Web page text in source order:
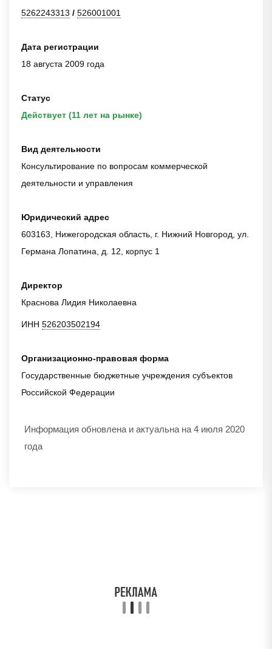
5262243313 / 526001001
Дата регистрации
18 августа 2009 года
Статус
Действует (11 лет на рынке)
Вид деятельности
Консультирование по вопросам коммерческой
деятельности и управления
Юридический адрес
603163, Нижегородская область, г. Нижний Новгород, ул.
Германа Лопатина, д. 12, корпус 1
Директор
Краснова Лидия Николаевна
ИНН 526203502194
Организационно-правовая форма
Государственные бюджетные учреждения субъектов
Российской Федерации
Информация обновлена и актуальна на 4 июля 2020
года